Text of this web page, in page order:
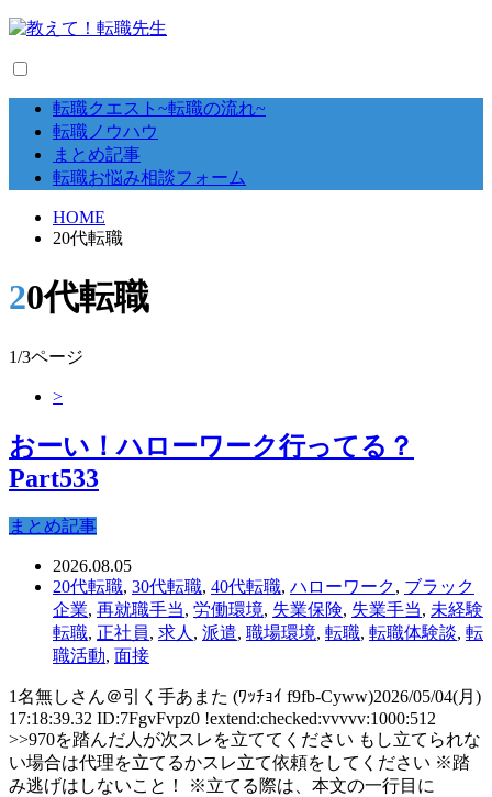
転職クエスト~転職の流れ~
転職ノウハウ
まとめ記事
転職お悩み相談フォーム
HOME
20代転職
20代転職
1/3ページ
>
おーい！ハローワーク行ってる？
Part533
まとめ記事
2026.08.05
20代転職, 30代転職, 40代転職, ハローワーク, ブラック
企業, 再就職手当, 労働環境, 失業保険, 失業手当, 未経験
転職, 正社員, 求人 , 派遣, 職場環境, 転職, 転職体験談, 転
職活動, 面接
1名無しさん＠引く手あまた (ﾜｯﾁｮｲ f9fb-Cyww)2026/05/04(月)
17:18:39.32 ID:7FgvFvpz0 !extend:checked:vvvvv:1000:512
>>970を踏んだ人が次スレを立ててください もし立てられな
い場合は代理を立てるかスレ立て依頼をしてください ※踏
み逃げはしないこと！ ※立てる際は、本文の一行目に